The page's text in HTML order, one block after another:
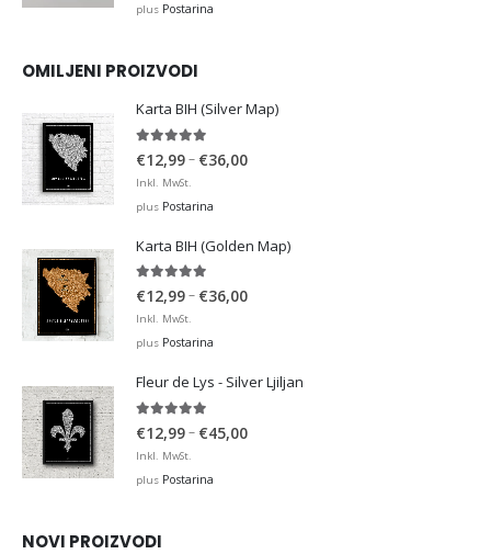
plus Postarina
OMILJENI PROIZVODI
Karta BIH (Silver Map)
€12,99– €36,00Price
€36,00
Inkl. MwSt.
plus Postarina
Karta BIH (Golden Map)
4.93out of 5
€12,99– €36,00Price
€36,00
Inkl. MwSt.
plus Postarina
Fleur de Lys - Silver Ljiljan
€12,99– €45,00Price
Inkl. MwSt.
plus Postarina
NOVI PROIZVODI